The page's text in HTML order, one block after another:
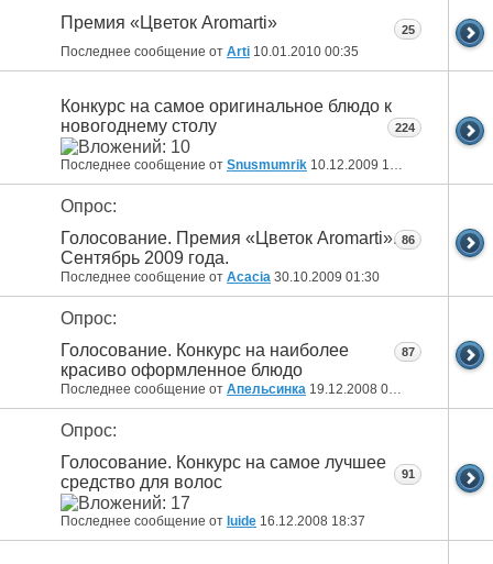
Премия «Цветок Aromarti»
Последнее сообщение от Arti 10.01.2010 00:35
25
Конкурс на самое оригинальное блюдо к
новогоднему столу
Последнее сообщение от Snusmumrik 10.12.2009 18:34
224
Опрос:
Голосование. Премия «Цветок Aromarti».
Сентябрь 2009 года.
Последнее сообщение от Acacia 30.10.2009 01:30
86
Опрос:
Голосование. Конкурс на наиболее
красиво оформленное блюдо
Последнее сообщение от Апельсинка 19.12.2008 09:20
87
Опрос:
Голосование. Конкурс на самое лучшее
средство для волос
Последнее сообщение от luide 16.12.2008 18:37
91